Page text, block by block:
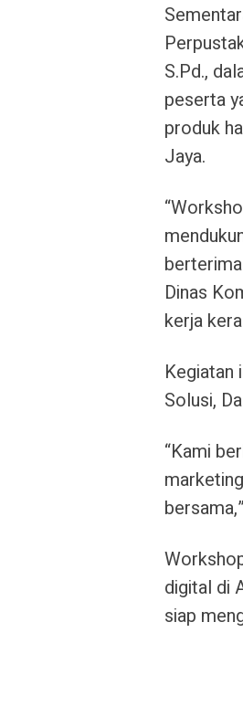
S.Pd.,
peserta
produk
Jaya.
Dinas
kerja
Kegiatan
Solusi,
“Kami
digital di
siap